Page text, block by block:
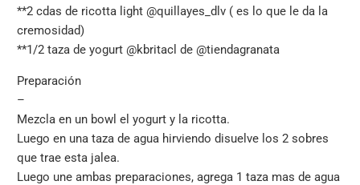
**2 cdas de ricotta light @quillayes_dlv ( es lo que le da la
cremosidad)
**1/2 taza de yogurt @kbritacl de @tiendagranata
Preparación
–
Mezcla en un bowl el yogurt y la ricotta.
Luego en una taza de agua hirviendo disuelve los 2 sobres
que trae esta jalea.
Luego une ambas preparaciones, agrega 1 taza mas de agua